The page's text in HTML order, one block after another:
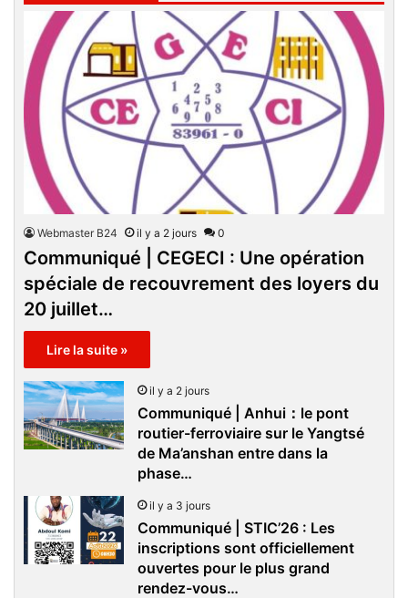
Webmaster B24 il y a 2 jours 0
Communiqué | CEGECI : Une opération
spéciale de recouvrement des loyers du
20 juillet…
Lire la suite »
il y a 2 jours
Communiqué | Anhui：le pont
routier-ferroviaire sur le Yangtsé
de Ma’anshan entre dans la
phase…
il y a 3 jours
Communiqué | STIC’26 : Les
inscriptions sont officiellement
ouvertes pour le plus grand
rendez-vous…